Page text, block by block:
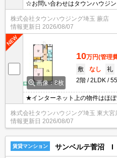
☆お問い合わせはタウンハウジ
決済相談☆オンラインでの内見
株式会社タウンハウジング埼玉 蕨店
情報更新日 2026/08/07
画像：8枚
10万円(管理
敷
なし 礼
2階
2LDK
★インターネット上の物件はほ
紹介致します★お部屋探しは情
東大宮店まで★
株式会社タウンハウジング埼玉 東大宮
情報更新日 2026/08/07
賃貸マンション サンベルテ菅沼 I